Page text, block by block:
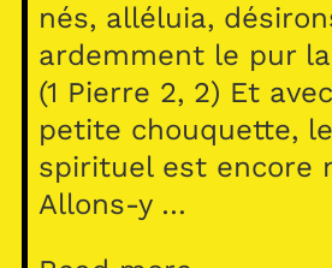
nés, alléluia,
ardemment le pur
(1 Pierre 2, 2) Et
petite chouquette,
spirituel est encore
Allons-y …